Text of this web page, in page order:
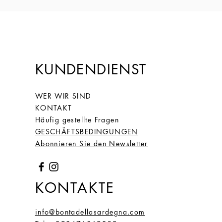
KUNDENDIENST
WER WIR SIND
KONTAKT
Häufig gestellte Fragen
GESCHÄFTSBEDINGUNGEN
Abonnieren Sie den Newsletter
KONTAKTE
info@bontadellasardegna.com